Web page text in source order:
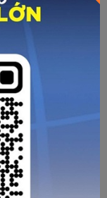
giác nóng bí,
đấu ngoài trời.
các công nghệ
trợ chống tia UV
tố này góp phần
là với người chơi